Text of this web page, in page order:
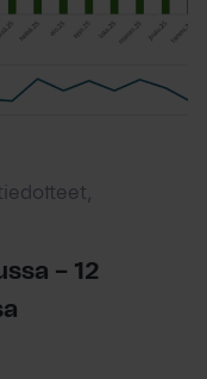
– 12